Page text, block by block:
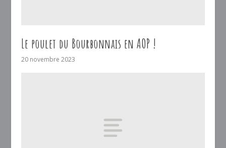
Le poulet du Bourbonnais en AOP !
20 novembre 2023